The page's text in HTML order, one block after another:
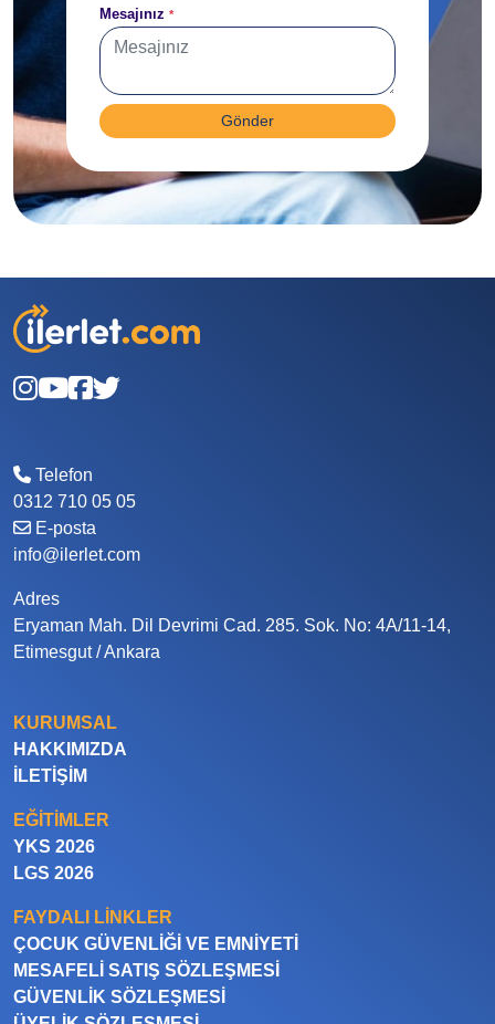
Mesajınız *
Gönder
Telefon
0312 710 05 05
E-posta
info@ilerlet.com
Adres
Eryaman Mah. Dil Devrimi Cad. 285. Sok. No: 4A/11-14,
Etimesgut / Ankara
KURUMSAL
HAKKIMIZDA
İLETIŞIM
EĞITIMLER
YKS 2026
LGS 2026
FAYDALI LINKLER
ÇOCUK GÜVENLIĞI VE EMNIYETI
MESAFELI SATIŞ SÖZLEŞMESI
GÜVENLIK SÖZLEŞMESI